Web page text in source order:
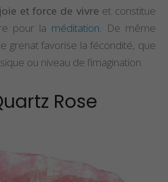
et force de vivre et constitue
pour la méditation. De même
grenat favorise la fécondité, que
ou niveau de l’imagination.
Rose